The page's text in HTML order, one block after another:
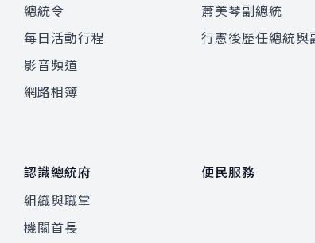
總統令
每日活動行程
影音頻道
網路相簿
蕭美琴副總統
行憲後歷任總統與
認識總統府
組織與職掌
機關首長
便民服務